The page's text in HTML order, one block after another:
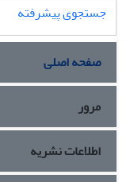
جستجوی پیشرفته
صفحه اصلی
مرور
اطلاعات نشریه